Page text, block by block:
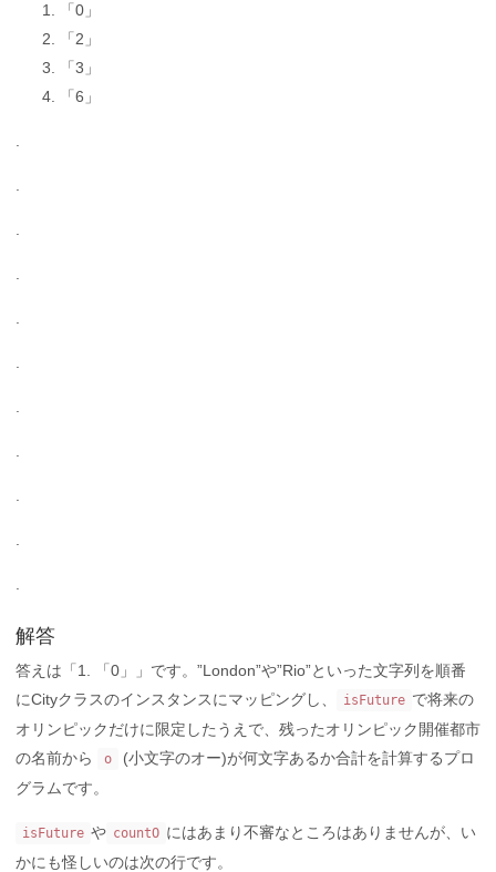
「0」
「2」
「3」
「6」
.
.
.
.
.
.
.
.
.
.
.
解答
答えは「1. 「0」」です。”London”や”Rio”といった文字列を順番
にCityクラスのインスタンスにマッピングし、
isFuture で将来の
オリンピックだけに限定したうえで、残ったオリンピック開催都市
の名前から
o
(小文字のオー)が何文字あるか合計を計算するプロ
グラムです。
isFuture や countO にはあまり不審なところはありませんが、い
かにも怪しいのは次の行です。